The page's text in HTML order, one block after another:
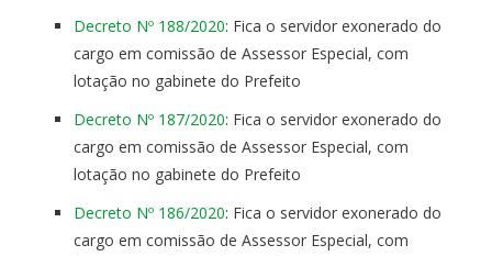
Decreto Nº 188/2020: Fica o servidor exonerado do
cargo em comissão de Assessor Especial, com
lotação no gabinete do Prefeito
Decreto Nº 187/2020: Fica o servidor exonerado do
cargo em comissão de Assessor Especial, com
lotação no gabinete do Prefeito
Decreto Nº 186/2020: Fica o servidor exonerado do
cargo em comissão de Assessor Especial, com